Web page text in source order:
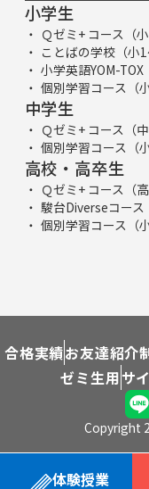
小学生
Ｑゼミ+ コース（小
ことばの学校（小1
小学英語YOM-TOX
個別学習コース（
中学生
Ｑゼミ+ コース（中
個別学習コース（
高校・高卒生
Ｑゼミ+ コース（
駿台Diverseコース
個別学習コース（
合格実績お友達紹介
ゼミ生用サ
Copyright
体験授業